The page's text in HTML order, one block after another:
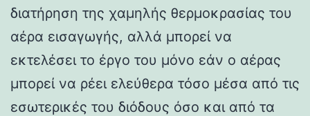
διατήρηση της χαμηλής θερμοκρασίας του
αέρα εισαγωγής, αλλά μπορεί να
εκτελέσει το έργο του μόνο εάν ο αέρας
μπορεί να ρέει ελεύθερα τόσο μέσα από τις
εσωτερικές του διόδους όσο και από τα